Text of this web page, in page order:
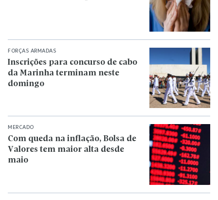
FORÇAS ARMADAS
Inscrições para concurso de cabo
da Marinha terminam neste
domingo
MERCADO
Com queda na inflação, Bolsa de
Valores tem maior alta desde
maio